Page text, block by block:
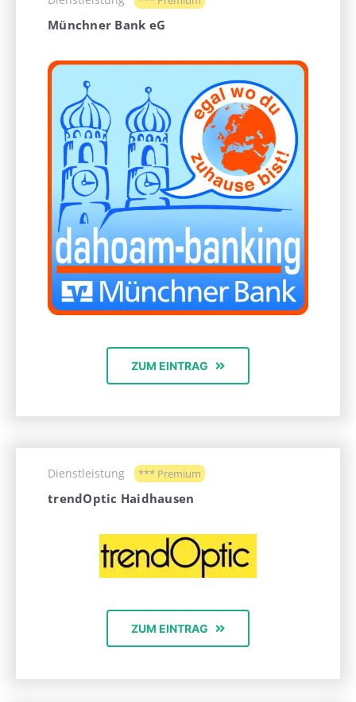
Münchner Bank eG
ZUM EINTRAG
Dienstleistung *** Premium
trendOptic Haidhausen
ZUM EINTRAG